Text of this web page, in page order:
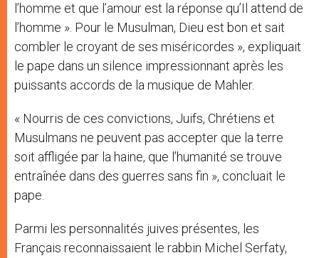
l’homme et que l’amour est la réponse qu’Il attend de
l’homme ». Pour le Musulman, Dieu est bon et sait
combler le croyant de ses miséricordes », expliquait
le pape dans un silence impressionnant après les
puissants accords de la musique de Mahler.
« Nourris de ces convictions, Juifs, Chrétiens et
Musulmans ne peuvent pas accepter que la terre
soit affligée par la haine, que l’humanité se trouve
entraînée dans des guerres sans fin », concluait le
pape.
Parmi les personnalités juives présentes, les
Français reconnaissaient le rabbin Michel Serfaty,